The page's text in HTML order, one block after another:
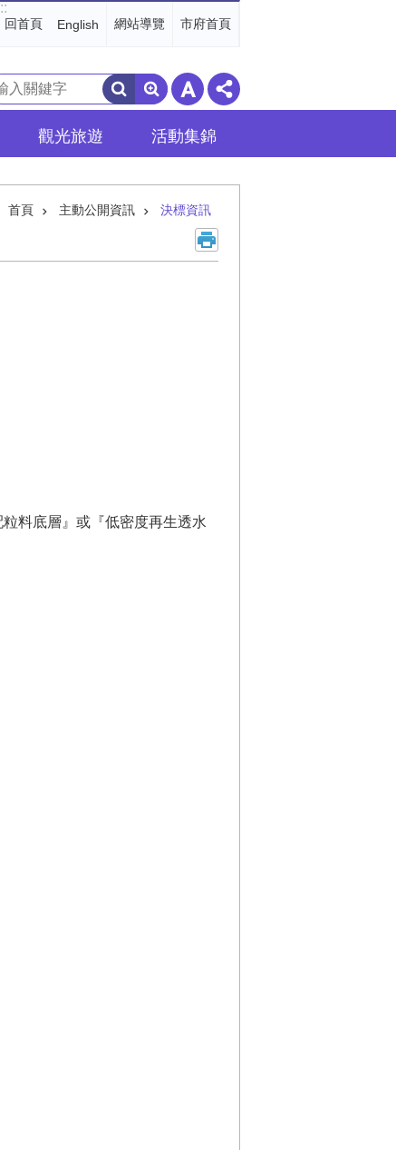
回首頁 English 網站導覽 市府首頁
搜
尋
觀光旅遊 活動集錦
首頁 主動公開資訊 決標資訊
料底層』或『低密度再生透水